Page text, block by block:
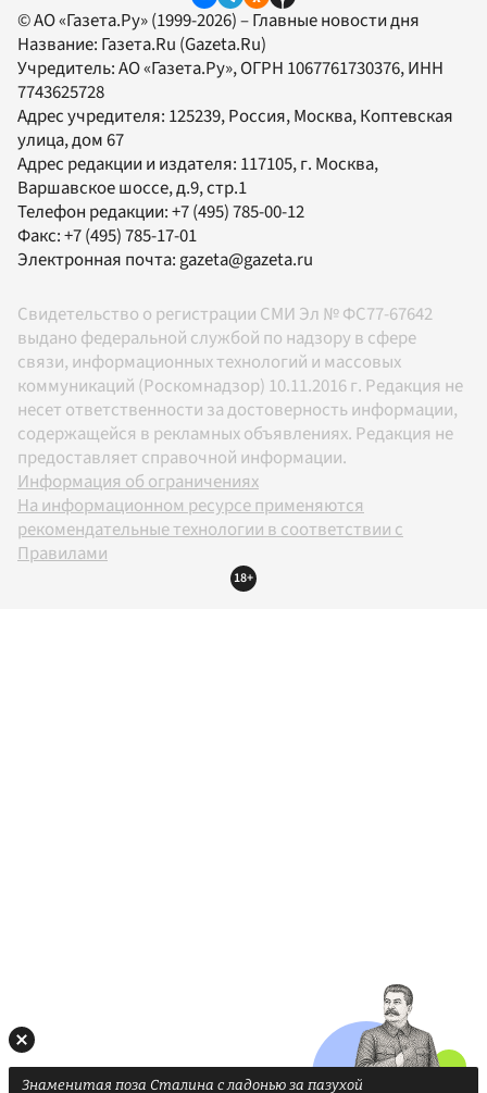
© АО «Газета.Ру» (1999-2026) – Главные новости дня
Название: Газета.Ru (Gazeta.Ru)
Учредитель:АО «Газета.Ру», ОГРН 1067761730376, ИНН
7743625728
Адрес учредителя: 125239, Россия, Москва, Коптевская
улица, дом 67
Адрес редакции и издателя: 117105, г. Москва,
Варшавское шоссе, д.9, стр.1
Телефон редакции:+7 (495) 785-00-12
Факс:+7 (495) 785-17-01
Электронная почта: gazeta@gazeta.ru
Свидетельство о регистрации СМИ Эл № ФС77-67642
выдано федеральной службой по надзору в сфере
связи, информационных технологий и массовых
коммуникаций (Роскомнадзор) 10.11.2016 г. Редакция не
несет ответственности за достоверность информации,
содержащейся в рекламных объявлениях. Редакция не
предоставляет справочной информации.
Информация об ограничениях
На информационном ресурсе применяются
рекомендательные технологии в соответствии с
Правилами
18+
Знаменитая поза Сталина с ладонью за пазухой